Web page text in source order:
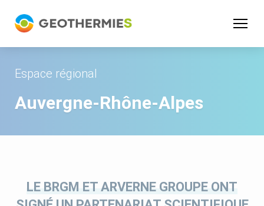
Espace régional
Auvergne-Rhône-Alpes
LE BRGM ET ARVERNE GROUPE ONT